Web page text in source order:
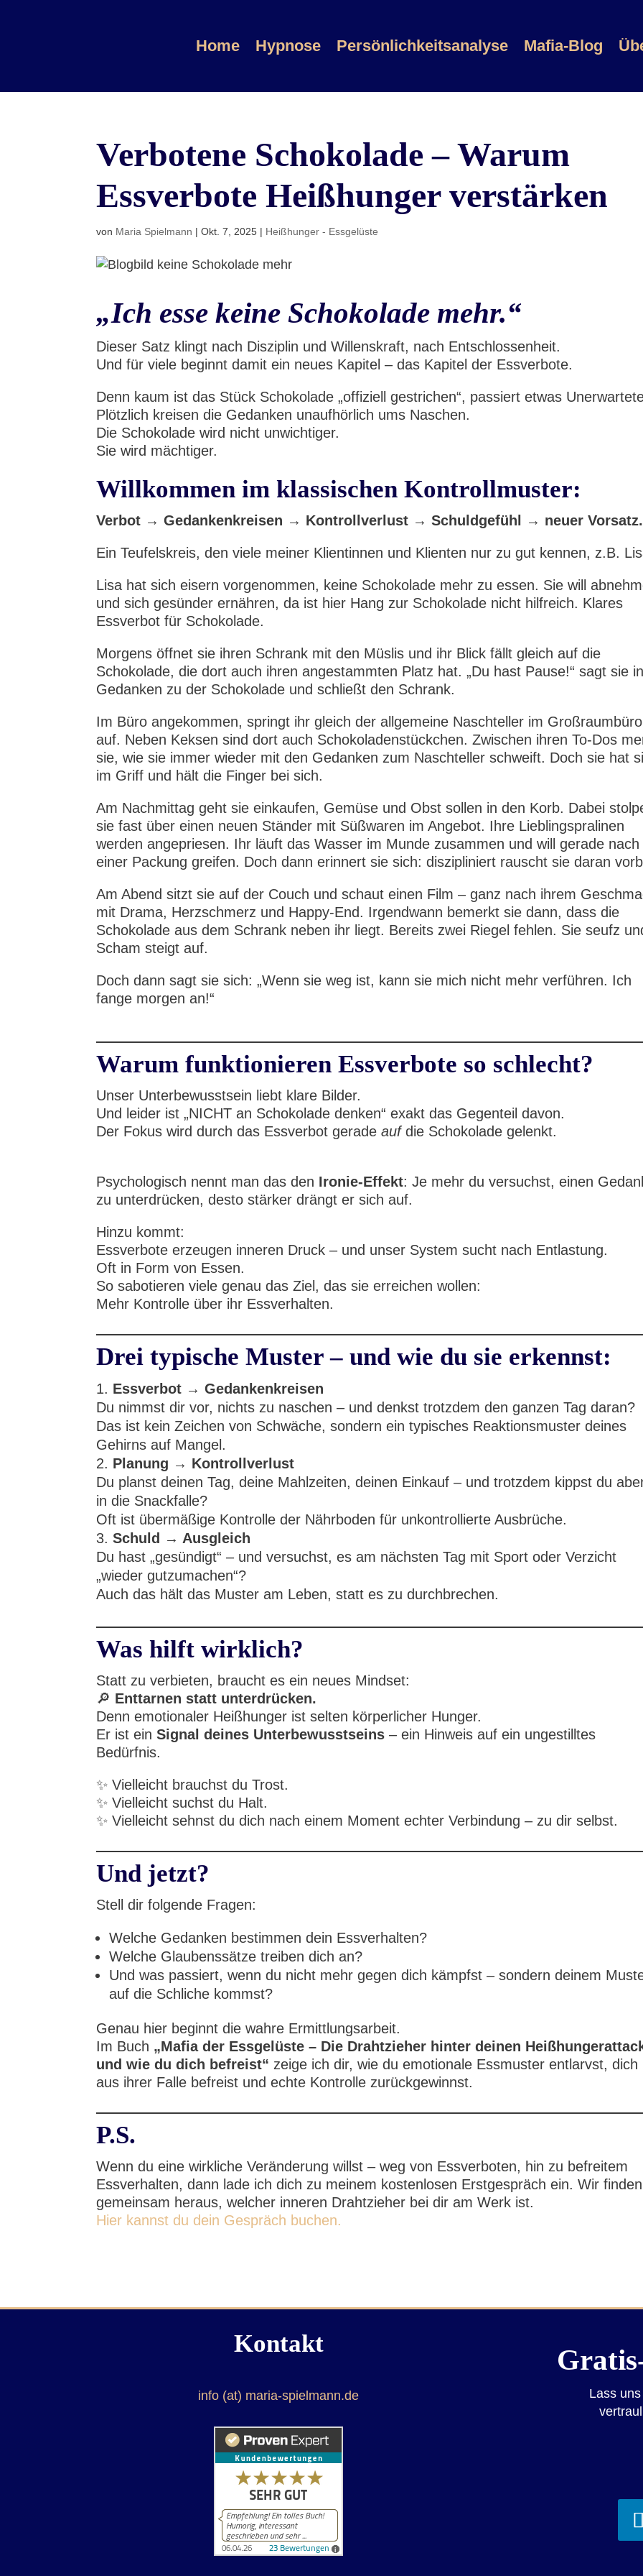
Home Hypnose Persönlichkeitsanalyse Mafia-Blog
Verbotene Schokolade – Warum
Essverbote Heißhunger verstärken
von Maria Spielmann |Okt. 7, 2025 | Heißhunger - Essgelüste
„Ich esse keine Schokolade mehr.“
Dieser Satz klingt nach Disziplin und Willenskraft, nach Entschlossenheit.
Und für viele beginnt damit ein neues Kapitel – das Kapitel der Essverbote.
Denn kaum ist das Stück Schokolade „offiziell gestrichen“, passiert etwas
Plötzlich kreisen die Gedanken unaufhörlich ums Naschen.
Die Schokolade wird nicht unwichtiger.
Sie wird mächtiger.
Willkommen im klassischen Kontrollmuster:
Verbot → Gedankenkreisen → Kontrollverlust → Schuldgefühl → neuer Vorsatz.
Ein Teufelskreis, den viele meiner Klientinnen und Klienten nur zu gut kennen, z.B.
Lisa hat sich eisern vorgenommen, keine Schokolade mehr zu essen. Sie will
und sich gesünder ernähren, da ist hier Hang zur Schokolade nicht hilfreich. Klares
Essverbot für Schokolade.
Morgens öffnet sie ihren Schrank mit den Müslis und ihr Blick fällt gleich auf die
Schokolade, die dort auch ihren angestammten Platz hat. „Du hast Pause!“ sagt sie
Gedanken zu der Schokolade und schließt den Schrank.
Im Büro angekommen, springt ihr gleich der allgemeine Naschteller im Großraumbüro
auf. Neben Keksen sind dort auch Schokoladenstückchen. Zwischen ihren To-Dos
sie, wie sie immer wieder mit den Gedanken zum Naschteller schweift. Doch sie hat
im Griff und hält die Finger bei sich.
Am Nachmittag geht sie einkaufen, Gemüse und Obst sollen in den Korb. Dabei
sie fast über einen neuen Ständer mit Süßwaren im Angebot. Ihre Lieblingspralinen
werden angepriesen. Ihr läuft das Wasser im Munde zusammen und will gerade nach
einer Packung greifen. Doch dann erinnert sie sich: diszipliniert rauscht sie daran
Am Abend sitzt sie auf der Couch und schaut einen Film – ganz nach ihrem
mit Drama, Herzschmerz und Happy-End. Irgendwann bemerkt sie dann, dass die
Schokolade aus dem Schrank neben ihr liegt. Bereits zwei Riegel fehlen. Sie seufz
Scham steigt auf.
Doch dann sagt sie sich: „Wenn sie weg ist, kann sie mich nicht mehr verführen. Ich
fange morgen an!“
Warum funktionieren Essverbote so schlecht?
Unser Unterbewusstsein liebt klare Bilder.
Und leider ist „NICHT an Schokolade denken“ exakt das Gegenteil davon.
Der Fokus wird durch das Essverbot geradeaufdie Schokolade gelenkt.
Psychologisch nennt man das den Ironie-Effekt: Je mehr du versuchst, einen
zu unterdrücken, desto stärker drängt er sich auf.
Hinzu kommt:
Essverbote erzeugen inneren Druck – und unser System sucht nach Entlastung.
Oft in Form von Essen.
So sabotieren viele genau das Ziel, das sie erreichen wollen:
Mehr Kontrolle über ihr Essverhalten.
Drei typische Muster – und wie du sie erkennst:
Essverbot → Gedankenkreisen
Du nimmst dir vor, nichts zu naschen – und denkst trotzdem den ganzen Tag daran?
Das ist kein Zeichen von Schwäche, sondern ein typisches Reaktionsmuster deines
Gehirns auf Mangel.
Planung → Kontrollverlust
Du planst deinen Tag, deine Mahlzeiten, deinen Einkauf – und trotzdem kippst du
in die Snackfalle?
Oft ist übermäßige Kontrolle der Nährboden für unkontrollierte Ausbrüche.
Schuld → Ausgleich
Du hast „gesündigt“ – und versuchst, es am nächsten Tag mit Sport oder Verzicht
„wieder gutzumachen“?
Auch das hält das Muster am Leben, statt es zu durchbrechen.
Was hilft wirklich?
Statt zu verbieten, braucht es ein neues Mindset:
🔎 Enttarnen statt unterdrücken.
Denn emotionaler Heißhunger ist selten körperlicher Hunger.
Er ist einSignal deines Unterbewusstseins – ein Hinweis auf ein ungestilltes
Bedürfnis.
✨ Vielleicht brauchst du Trost.
✨ Vielleicht suchst du Halt.
✨ Vielleicht sehnst du dich nach einem Moment echter Verbindung – zu dir selbst.
Und jetzt?
Stell dir folgende Fragen:
Welche Gedanken bestimmen dein Essverhalten?
Welche Glaubenssätze treiben dich an?
Und was passiert, wenn du nicht mehr gegen dich kämpfst – sondern deinem
auf die Schliche kommst?
Genau hier beginnt die wahre Ermittlungsarbeit.
Im Buch „Mafia der Essgelüste – Die Drahtzieher hinter deinen
und wie du dich befreist“ zeige ich dir, wie du emotionale Essmuster entlarvst, dich
aus ihrer Falle befreist und echte Kontrolle zurückgewinnst.
P.S.
Wenn du eine wirkliche Veränderung willst – weg von Essverboten, hin zu befreitem
Essverhalten, dann lade ich dich zu meinem kostenlosen Erstgespräch ein. Wir finden
gemeinsam heraus, welcher inneren Drahtzieher bei dir am Werk ist.
Hier kannst du dein Gespräch buchen.
Kontakt
info (at) maria-spielmann.de
Lass